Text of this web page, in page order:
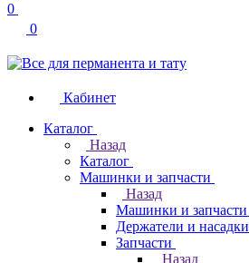
0
0
Кабинет
Каталог
Назад
Каталог
Машинки и запчасти
Назад
Машинки и запчасти
Держатели и насадки
Запчасти
Назад